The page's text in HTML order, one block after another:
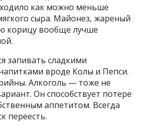
как можно меньше
сыра. Майонез, жареный
корицу вообще лучше
запивать сладкими
вроде Колы и Пепси.
Алкоголь — тоже не
Он способствует потере
аппетитом. Всегда
переесть.